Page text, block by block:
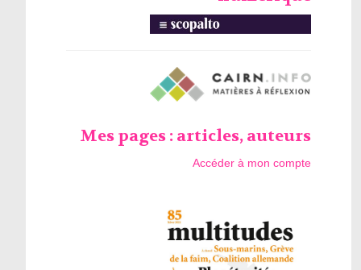
Mes pages : articles, auteurs
Accéder à mon compte